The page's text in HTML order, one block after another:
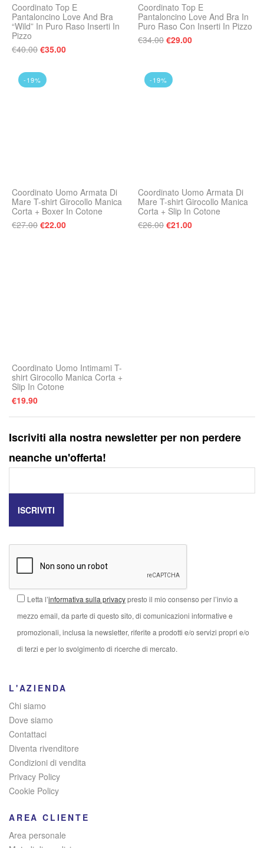
Coordinato Top E
Pantaloncino Love And Bra
“Wild” In Puro Raso Inserti In
Pizzo
€40.00 Il prezzo originale era: €40.00.
€35.00Il prezzo attuale è: €35.00.
Coordinato Top E
Pantaloncino Love And Bra In
Puro Raso Con Inserti In Pizzo
€34.00 Il prezzo originale era:
€29.00Il prezzo attuale
-19%
Coordinato Uomo Armata Di
Mare T-shirt Girocollo Manica
Corta + Boxer In Cotone
€27.00 Il prezzo originale era: €27.00.
€22.00Il prezzo attuale è: €22.00.
-19%
Coordinato Uomo Armata Di
Mare T-shirt Girocollo Manica
Corta + Slip In Cotone
€26.00 Il prezzo originale era:
€21.00Il prezzo attuale
Coordinato Uomo Intimami T-
shirt Girocollo Manica Corta +
Slip In Cotone
€19.90
Iscriviti alla nostra newsletter per non perdere
neanche un'offerta!
Letta l’informativa sulla privacypresto il mio consenso per l’invio a
mezzo email, da parte di questo sito, di comunicazioni informative e
promozionali, inclusa la newsletter, riferite a prodotti e/o servizi propri e/o
di terzi e per lo svolgimento di ricerche di mercato.
L'AZIENDA
Chi siamo
Dove siamo
Contattaci
Diventa rivenditore
Condizioni di vendita
Privacy Policy
Cookie Policy
AREA CLIENTE
Area personale